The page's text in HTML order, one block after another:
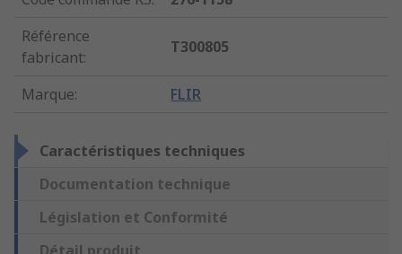
Référence
fabricant:
T300805
Marque: FLIR
Caractéristiques techniques
Documentation technique
Législation et Conformité